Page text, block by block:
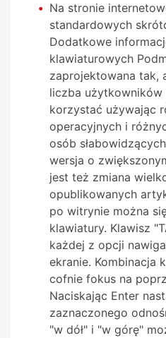
Na stronie
standardowych
Dodatkowe
klawiaturowych
zaprojektowana tak,
liczba użytkowników
korzystać używając
operacyjnych i
osób
wersja o
jest też zmiana
opublikowanych
po witrynie można
klawiatury. Klawisz
każdej z opcji
ekranie. Kombinacja
cofnie fokus na
Naciskając Enter
zaznaczonego
"w dół" i "w górę"